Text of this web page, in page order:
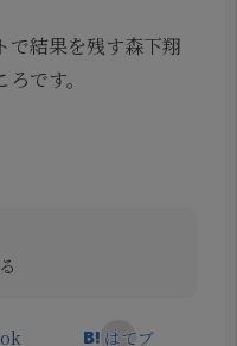
で結果を残す森下翔
です。
はてブ